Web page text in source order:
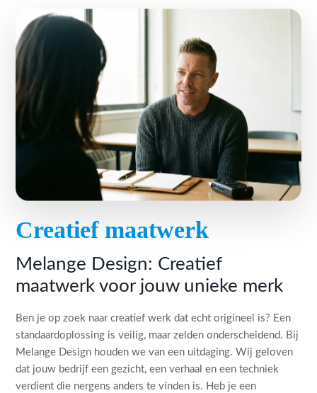
Creatief maatwerk
Melange Design: Creatief
maatwerk voor jouw unieke merk
Ben je op zoek naar creatief werk dat echt origineel is? Een
standaardoplossing is veilig, maar zelden onderscheidend. Bij
Melange Design houden we van een uitdaging. Wij geloven
dat jouw bedrijf een gezicht, een verhaal en een techniek
verdient die nergens anders te vinden is. Heb je een